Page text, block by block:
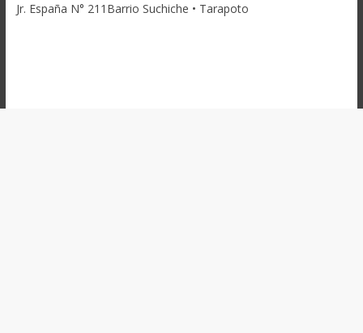
Jr. España N° 211Barrio Suchiche • Tarapoto